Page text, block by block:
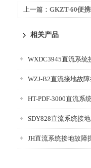
上一篇： GKZT-60便
相关产品
WXDC3945直流系统
WZJ-B2直流接地故
HT-PDF-3000直流系
SDY828直流系统接
JH直流系统接地故障